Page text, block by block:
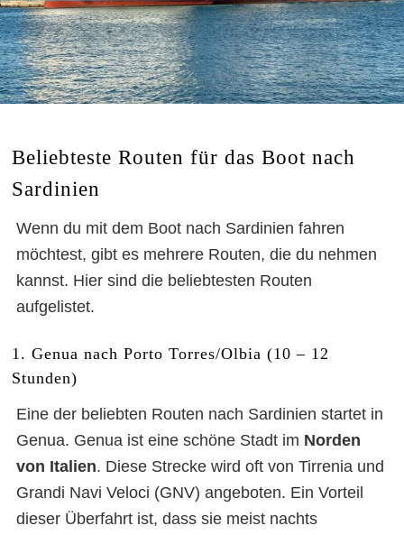
Beliebteste Routen für das Boot nach
Sardinien
Wenn du mit dem Boot nach Sardinien fahren
möchtest, gibt es mehrere Routen, die du nehmen
kannst. Hier sind die beliebtesten Routen
aufgelistet.
1. Genua nach Porto Torres/Olbia (10 – 12
Stunden)
Eine der beliebten Routen nach Sardinien startet in
Genua. Genua ist eine schöne Stadt im Norden
von Italien. Diese Strecke wird oft von Tirrenia und
Grandi Navi Veloci (GNV) angeboten. Ein Vorteil
dieser Überfahrt ist, dass sie meist nachts